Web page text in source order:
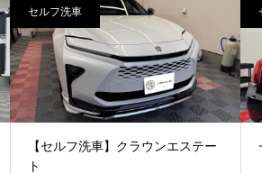
セルフ洗車
【セルフ洗車】クラウンエステー
ト